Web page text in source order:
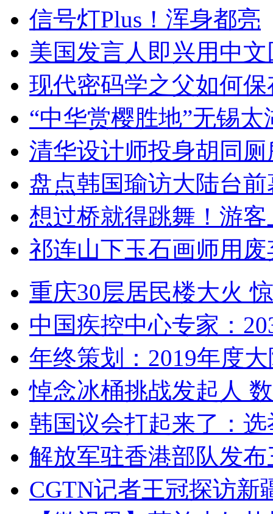
信号灯Plus！浑身都亮
美国发言人即兴用中
现代密码学之父如何
“中华赏樱胜地”无锡
清华设计师投身胡同
盘点韩国瑜访大陆台
想过桥就得跳舞！游客
祁连山下玉石画师用
重庆30层居民楼大火
中国疾控中心专家：
年终策划：2019年度
悼念冰桶挑战发起人
韩国议会打起来了：
解放军驻香港部队发
CGTN记者王冠探访新